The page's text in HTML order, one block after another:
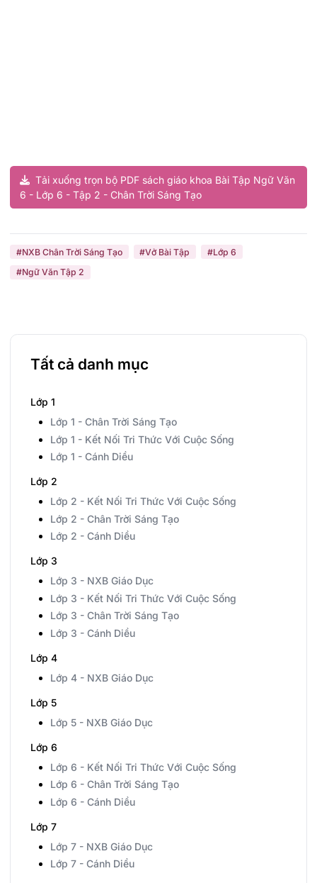
Tải xuống trọn bộ PDF sách giáo khoa Bài Tập Ngữ Văn
6 - Lớp 6 - Tập 2 - Chân Trời Sáng Tạo
#NXB Chân Trời Sáng Tạo #Vở Bài Tập
#Lớp 6
#Ngữ Văn Tập 2
Tất cả danh mục
Lớp 1
Lớp 1 - Chân Trời Sáng Tạo
Lớp 1 - Kết Nối Tri Thức Với Cuộc Sống
Lớp 1 - Cánh Diều
Lớp 2
Lớp 2 - Kết Nối Tri Thức Với Cuộc Sống
Lớp 2 - Chân Trời Sáng Tạo
Lớp 2 - Cánh Diều
Lớp 3
Lớp 3 - NXB Giáo Dục
Lớp 3 - Kết Nối Tri Thức Với Cuộc Sống
Lớp 3 - Chân Trời Sáng Tạo
Lớp 3 - Cánh Diều
Lớp 4
Lớp 4 - NXB Giáo Dục
Lớp 5
Lớp 5 - NXB Giáo Dục
Lớp 6
Lớp 6 - Kết Nối Tri Thức Với Cuộc Sống
Lớp 6 - Chân Trời Sáng Tạo
Lớp 6 - Cánh Diều
Lớp 7
Lớp 7 - NXB Giáo Dục
Lớp 7 - Cánh Diều